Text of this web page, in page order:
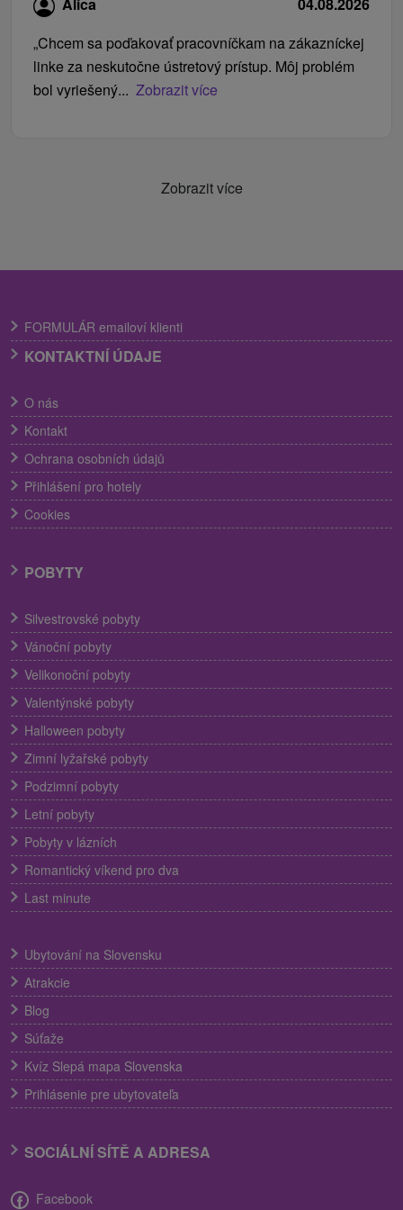
Alica
04.08.2026
„Chcem sa poďakovať pracovníčkam na zákazníckej
linke za neskutočne ústretový prístup. Môj problém
bol vyriešený... Zobrazit více
Zobrazit více
FORMULÁR emailoví klienti
KONTAKTNÍ ÚDAJE
O nás
Kontakt
Ochrana osobních údajů
Přihlášení pro hotely
Cookies
POBYTY
Silvestrovské pobyty
Vánoční pobyty
Velikonoční pobyty
Valentýnské pobyty
Halloween pobyty
Zimní lyžařské pobyty
Podzimní pobyty
Letní pobyty
Pobyty v lázních
Romantický víkend pro dva
Last minute
Ubytování na Slovensku
Atrakcie
Blog
Súťaže
Kvíz Slepá mapa Slovenska
Prihlásenie pre ubytovateľa
SOCIÁLNÍ SÍTĚ A ADRESA
Facebook